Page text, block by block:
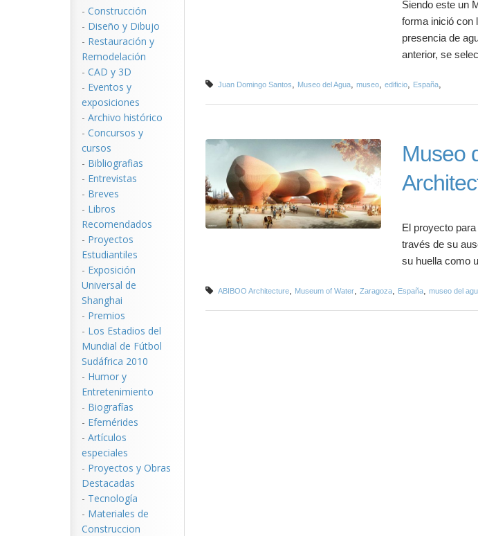
- Construcción
- Diseño y Dibujo
- Restauración y
Remodelación
- CAD y 3D
- Eventos y
exposiciones
- Archivo histórico
- Concursos y
cursos
- Bibliografias
- Entrevistas
- Breves
- Libros
Recomendados
- Proyectos
Estudiantiles
- Exposición
Universal de
Shanghai
- Premios
- Los Estadios del
Mundial de Fútbol
Sudáfrica 2010
- Humor y
Entretenimiento
- Biografías
- Efemérides
- Artículos
especiales
- Proyectos y Obras
Destacadas
- Tecnología
- Materiales de
Construccion
Siendo este un
forma inició con
presencia de
anterior, se
Juan Domingo Santos, Museo del Agua, museo, edificio, España,
Museo
El proyecto
través de su
su huella como
ABIBOO Architecture, Museum of Water, Zaragoza, España, museo del